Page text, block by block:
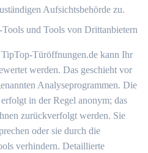
Aufsichtsbehörde zu.
und Tools von Drittanbietern
Türöffnungen.de kann Ihr
werden. Das geschieht vor
Analyseprogrammen. Die
in der Regel anonym; das
zurückverfolgt werden. Sie
oder sie durch die
verhindern. Detaillierte